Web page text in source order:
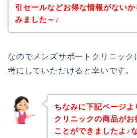
引セールなどお得な情報がないか
みました～♪
なのでメンズサポートクリニック
考にしていただけると幸いです。
ちなみに下記ページよ
クリニックの商品が
ことができましたよ♪